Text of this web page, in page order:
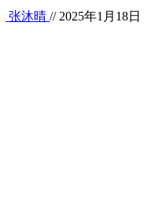
张沐晴 // 2025年1月18日